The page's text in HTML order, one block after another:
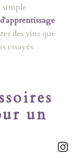
simple
des vins que
essayés
un